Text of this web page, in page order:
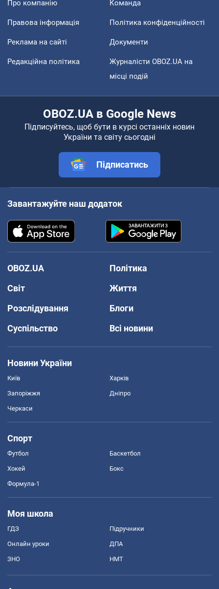
Про компанію Команда
Правова інформація Політика конфіденційності
Реклама на сайті Документи
Редакційна політика
Журналісти OBOZ.UA на
місці подій
OBOZ.UA в Google News
Підписуйтесь, щоб бути в курсі останніх новин
України та світу сьогодні
Підписатись
Завантажуйте наш додаток
OBOZ.UA
Політика
Світ
Життя
Розслідування
Блоги
Суспільство
Всі новини
Новини України
Київ Харків
Запоріжжя Дніпро
Черкаси
Спорт
Футбол Баскетбол
Хокей Бокс
Формула-1
Моя школа
ГДЗ Підручники
Онлайн уроки ДПА
ЗНО НМТ